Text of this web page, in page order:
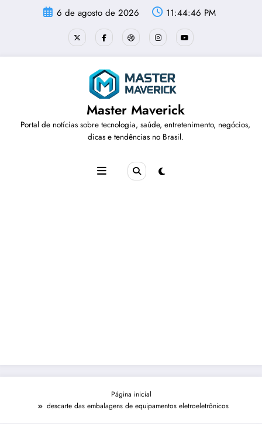
6 de agosto de 2026 11:44:46 PM
Master Maverick
Portal de notícias sobre tecnologia, saúde, entretenimento, negócios,
dicas e tendências no Brasil.
Página inicial
descarte das embalagens de equipamentos eletroeletrônicos